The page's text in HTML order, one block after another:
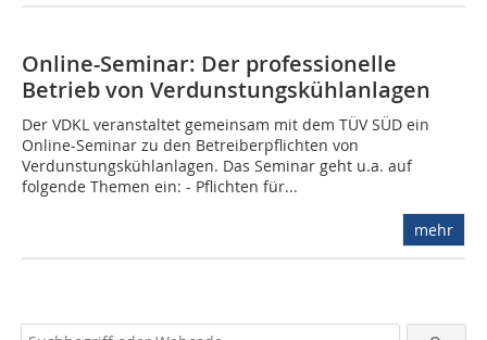
Online-Seminar: Der professionelle
Betrieb von Verdunstungskühlanlagen
Der VDKL veranstaltet gemeinsam mit dem TÜV SÜD ein
Online-Seminar zu den Betreiberpflichten von
Verdunstungskühlanlagen. Das Seminar geht u.a. auf
folgende Themen ein: - Pflichten für...
mehr